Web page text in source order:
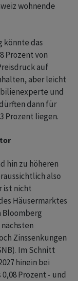
wohnende
könnte das
Prozent von
auf
aber leicht
und
dann für
Prozent liegen.
hin zu höheren
also
ist nicht
Häusermarktes
Bloomberg
Zinssenkungen
Im Schnitt
hinein bei
Prozent - und